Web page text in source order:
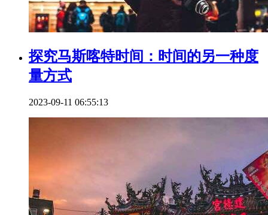
探究马斯喀特时间：时间的另一种度
量方式
2023-09-11 06:55:13